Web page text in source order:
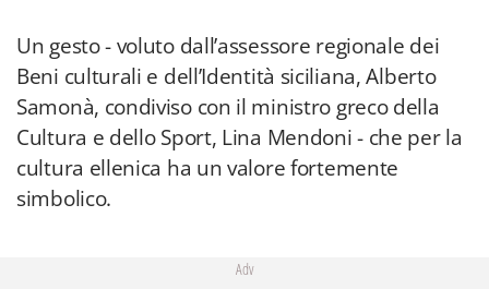
Un gesto - voluto dall’assessore regionale dei
Beni culturali e dell’Identità siciliana, Alberto
Samonà, condiviso con il ministro greco della
Cultura e dello Sport, Lina Mendoni - che per la
cultura ellenica ha un valore fortemente
simbolico.
Adv